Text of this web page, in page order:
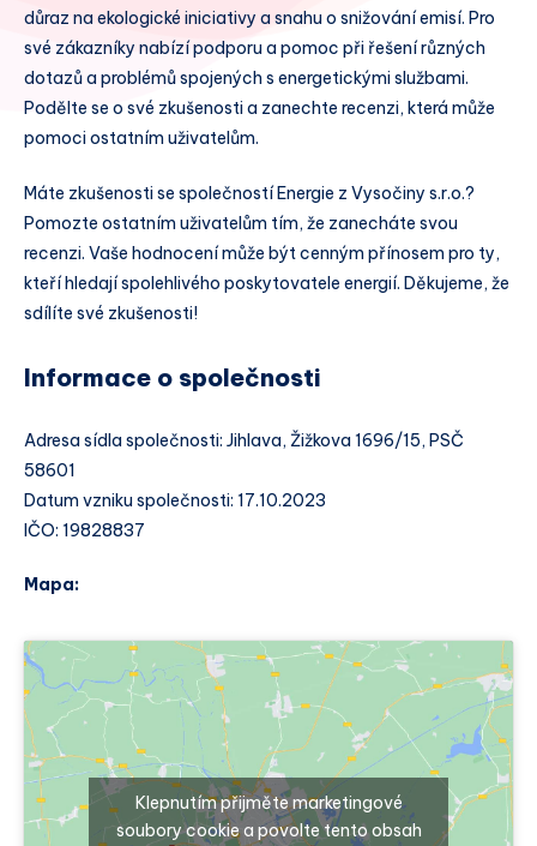
důraz na ekologické iniciativy a snahu o snižování emisí. Pro
své zákazníky nabízí podporu a pomoc při řešení různých
dotazů a problémů spojených s energetickými službami.
Podělte se o své zkušenosti a zanechte recenzi, která může
pomoci ostatním uživatelům.
Máte zkušenosti se společností Energie z Vysočiny s.r.o.?
Pomozte ostatním uživatelům tím, že zanecháte svou
recenzi. Vaše hodnocení může být cenným přínosem pro ty,
kteří hledají spolehlivého poskytovatele energií. Děkujeme, že
sdílíte své zkušenosti!
Informace o společnosti
Adresa sídla společnosti: Jihlava, Žižkova 1696/15, PSČ
58601
Datum vzniku společnosti: 17.10.2023
IČO: 19828837
Mapa:
Klepnutím přijměte marketingové
soubory cookie a povolte tento obsah